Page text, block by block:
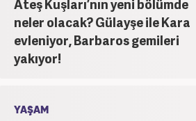
Ateş Kuşları’nın yeni bölümde
neler olacak? Gülayşe ile Kara
evleniyor, Barbaros gemileri
yakıyor!
YAŞAM